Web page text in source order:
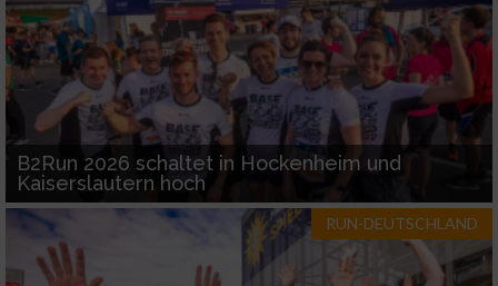
B2Run 2026 schaltet in Hockenheim und
Kaiserslautern hoch
RUN-DEUTSCHLAND